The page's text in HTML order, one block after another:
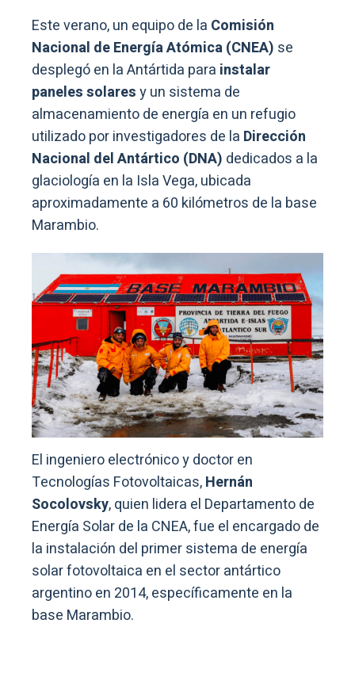
Este verano, un equipo de la Comisión
Nacional de Energía Atómica (CNEA) se
desplegó en la Antártida para instalar
paneles solaresy un sistema de
almacenamiento de energía en un refugio
utilizado por investigadores de la Dirección
Nacional del Antártico (DNA) dedicados a la
glaciología en la Isla Vega, ubicada
aproximadamente a 60 kilómetros de la base
Marambio.
El ingeniero electrónico y doctor en
Tecnologías Fotovoltaicas,Hernán
Socolovsky, quien lidera el Departamento de
Energía Solar de la CNEA, fue el encargado de
la instalación del primer sistema de energía
solar fotovoltaica en el sector antártico
argentino en 2014, específicamente en la
base Marambio.